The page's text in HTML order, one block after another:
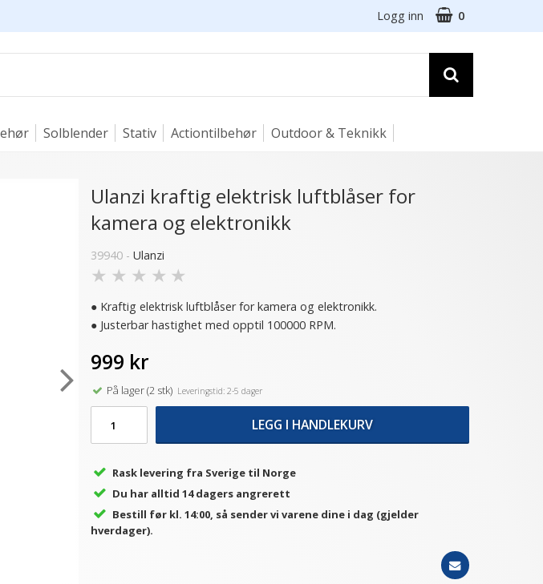
Logg inn 0
Solblender Stativ Actiontilbehør Outdoor & Teknikk
Ulanzi kraftig elektrisk luftblåser for
kamera og elektronikk
39940 -Ulanzi
★ ★ ★ ★ ★
● Kraftig elektrisk luftblåser for kamera og elektronikk.
● Justerbar hastighet med opptil 100000 RPM.
999 kr
På lager (2 stk)Leveringstid: 2-5 dager
LEGG I HANDLEKURV
Rask levering fra Sverige til Norge
Du har alltid 14 dagers angrerett
Bestill før kl. 14:00, så sender vi varene dine i dag (gjelder
hverdager).